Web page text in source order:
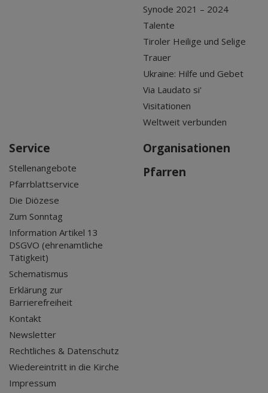
Synode 2021 – 2024
Talente
Tiroler Heilige und Selige
Trauer
Ukraine: Hilfe und Gebet
Via Laudato si'
Visitationen
Weltweit verbunden
Service
Stellenangebote
Pfarrblattservice
Die Diözese
Zum Sonntag
Information Artikel 13
DSGVO (ehrenamtliche
Tätigkeit)
Schematismus
Erklärung zur
Barrierefreiheit
Kontakt
Newsletter
Rechtliches & Datenschutz
Wiedereintritt in die Kirche
Impressum
Organisationen
Pfarren